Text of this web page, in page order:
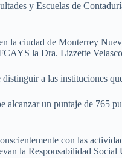
y Escuelas de
la ciudad de Monterrey
la Dra. Lizzette
a las instituciones
alcanzar un puntaje de 765
con las
la Responsabilidad